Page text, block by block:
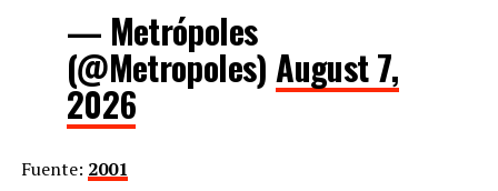
— Metrópoles
(@Metropoles) August 7,
2026
Fuente: 2001